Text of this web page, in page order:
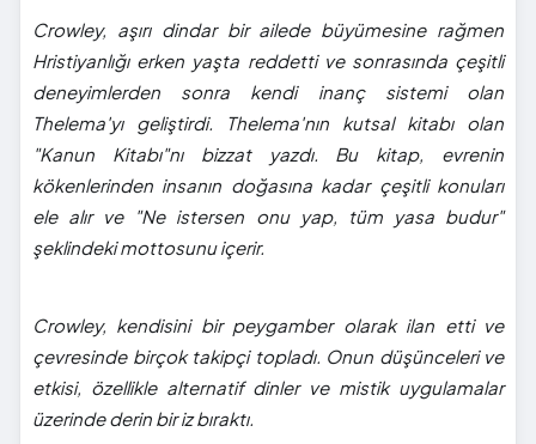
Crowley, aşırı dindar bir ailede büyümesine rağmen
Hristiyanlığı erken yaşta reddetti ve sonrasında çeşitli
deneyimlerden sonra kendi inanç sistemi olan
Thelema'yı geliştirdi. Thelema'nın kutsal kitabı olan
"Kanun Kitabı"nı bizzat yazdı. Bu kitap, evrenin
kökenlerinden insanın doğasına kadar çeşitli konuları
ele alır ve "Ne istersen onu yap, tüm yasa budur"
şeklindeki mottosunu içerir.
Crowley, kendisini bir peygamber olarak ilan etti ve
çevresinde birçok takipçi topladı. Onun düşünceleri ve
etkisi, özellikle alternatif dinler ve mistik uygulamalar
üzerinde derin bir iz bıraktı.